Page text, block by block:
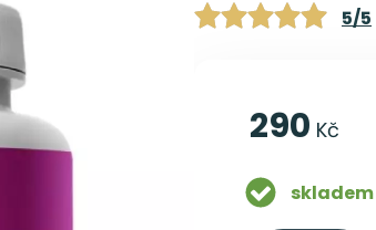
5/5
290 Kč
skladem